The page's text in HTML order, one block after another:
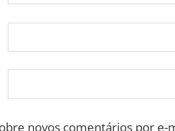
novos comentários por e-